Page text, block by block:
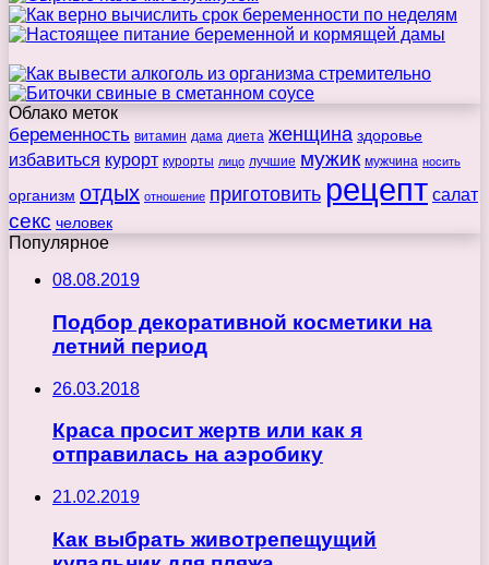
Облако меток
беременность витамин дама диета женщина здоровье
избавиться курорт курорты лицо лучшие мужик мужчина носить
организм отдых отношение приготовить рецепт салат
секс человек
Популярное
08.08.2019
Подбор декоративной косметики на
летний период
26.03.2018
Краса просит жертв или как я
отправилась на аэробику
21.02.2019
Как выбрать животрепещущий